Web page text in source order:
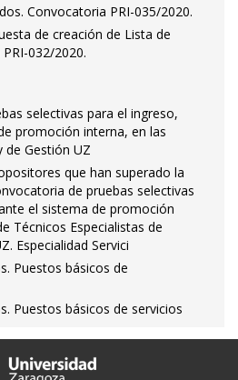
Convocatoria PRI-035/2020.
de creación de Lista de
032/2020.
selectivas para el ingreso,
promoción interna, en las
de Gestión UZ
que han superado la
de pruebas selectivas
el sistema de promoción
Técnicos Especialistas de
Especialidad Servici
Puestos básicos de
Puestos básicos de servicios